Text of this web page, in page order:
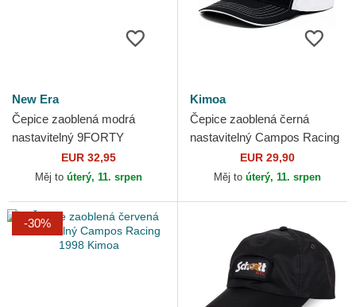
New Era
Čepice zaoblená modrá
nastavitelný 9FORTY
Flawless Racing Bulls F1
Team Formula 1 New Era
EUR 32,95
Měj to úterý, 11. srpen
Kimoa
Čepice zaoblená černá
nastavitelný Campos Racing
1998 KimoaEUR 29,90
Měj to úterý, 11. srpen
-30%